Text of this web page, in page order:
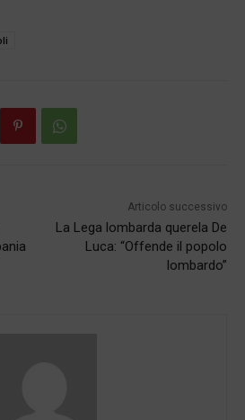
Articolo successivo
La Lega lombarda querela De
Luca: “Offende il popolo
lombardo”